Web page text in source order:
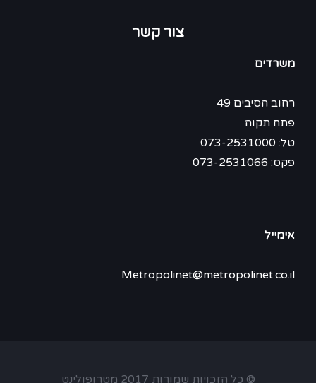
צור קשר
משרדים
רחוב הסיבים 49
פתח תקוה
טל: 073-2531000
פקס: 073-2531066
אימייל
Metropolinet@metropolinet.co.il
© כל הזכויות שמורות 2017 מטרופולינט